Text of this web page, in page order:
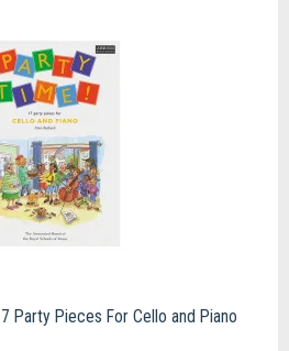
Party Pieces For Cello and Piano